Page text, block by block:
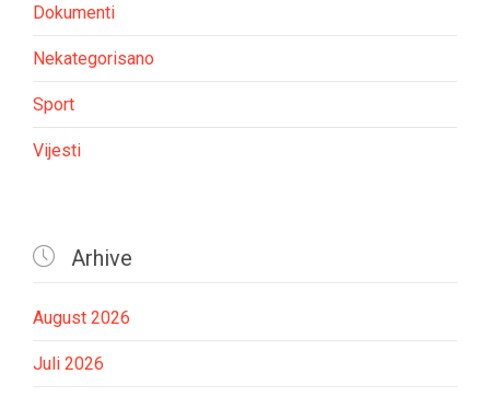
Dokumenti
Nekategorisano
Sport
Vijesti
 Arhive
August 2026
Juli 2026